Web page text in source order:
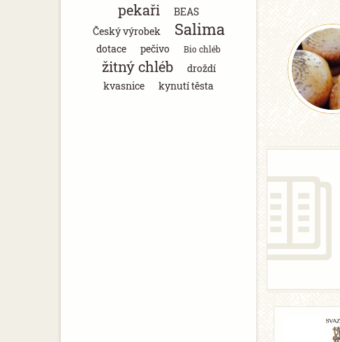
pekaři
BEAS
Český výrobek
Salima
dotace pečivo Bio chléb
žitný chléb
droždí
kvasnice
kynutí těsta